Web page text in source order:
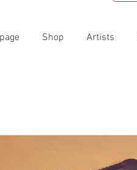
Shop Artists